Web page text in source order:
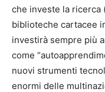
che investe la ricerca
biblioteche cartacee
investirà sempre più
come
nuovi strumenti
enormi delle